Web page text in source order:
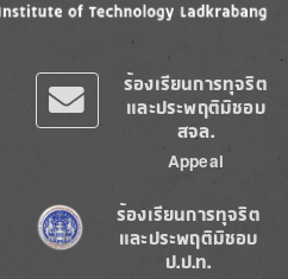
ร้องเรียนการทุจริต
และประพฤติมิชอบ
สจล.
Appeal
Image
ร้องเรียนการทุจริต
และประพฤติมิชอบ
ป.ป.ท.